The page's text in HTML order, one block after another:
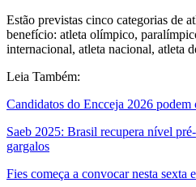
Estão previstas cinco categorias de
benefício: atleta olímpico,
internacional, atleta nacional, atleta
Leia Também:
Candidatos do Encceja 2026
Saeb 2025: Brasil recupera nível
gargalos
Fies começa a convocar nesta sexta